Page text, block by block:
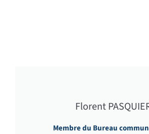
Florent
Membre du Bureau